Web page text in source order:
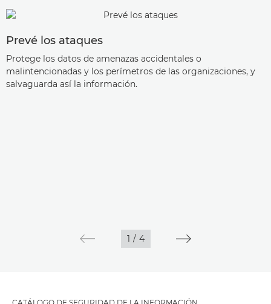
Prevé los ataques
Protege los datos de amenazas accidentales o
malintencionadas y los perímetros de las organizaciones, y
salvaguarda así la información.
1 / 4